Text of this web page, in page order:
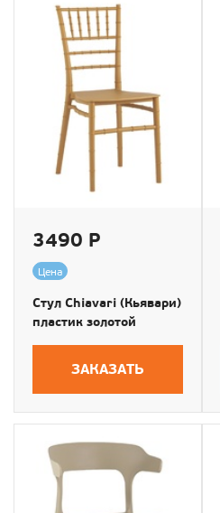
3490 Р
Цена
Стул Chiavari (Кьявари)
пластик золотой
ЗАКАЗАТЬ